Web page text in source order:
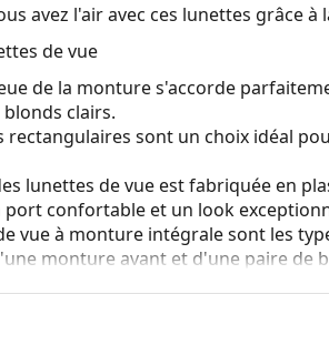
avez l'air avec ces lunettes grâce
de vue
de la monture s'accorde
clairs.
rectangulaires sont un choix idéal
lunettes de vue est fabriquée en
confortable et un look
vue à monture intégrale sont les
monture avant et d'une paire de
entièrement le verre, et
à tous les verres, y compris